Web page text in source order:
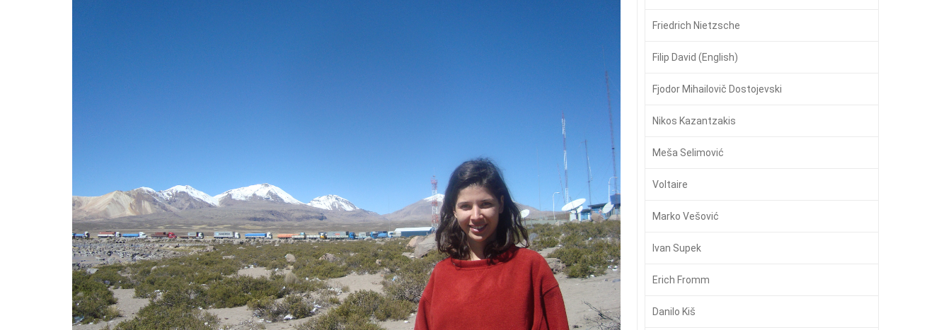
Friedrich Nietzsche
Filip David (English)
Fjodor Mihailovič Dostojevski
Nikos Kazantzakis
Meša Selimović
Voltaire
Marko Vešović
Ivan Supek
Erich Fromm
Danilo Kiš